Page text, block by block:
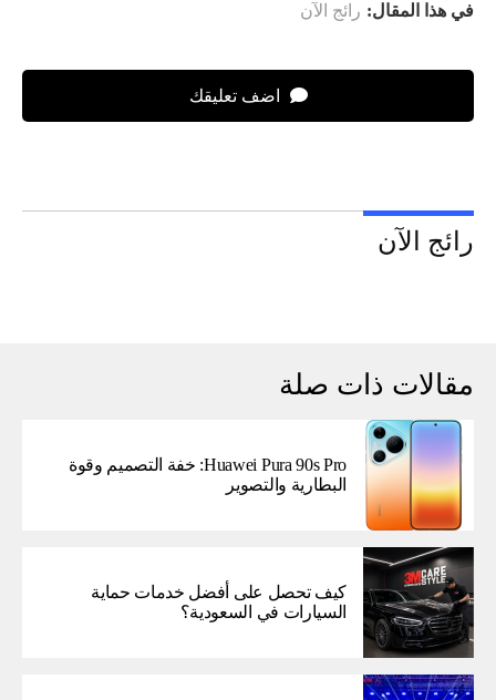
في هذا المقال: رائج الآن
اضف تعليقك
رائج الآن
مقالات ذات صلة
Huawei Pura 90s Pro: خفة التصميم وقوة
البطارية والتصوير
كيف تحصل على أفضل خدمات حماية
السيارات في السعودية؟